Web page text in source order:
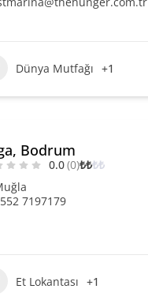
Dünya Mutfağı +1
Bodrum
0.0(0)₺₺₺₺
7197179
Et Lokantası +1